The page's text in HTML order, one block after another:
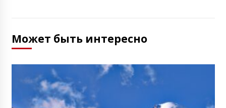
Может быть интересно